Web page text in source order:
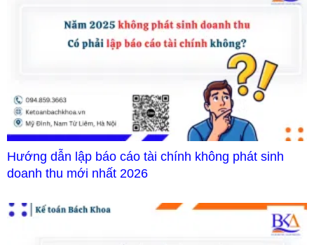
Hướng dẫn lập báo cáo tài chính không phát sinh
doanh thu mới nhất 2026